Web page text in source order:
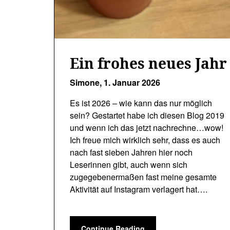
Ein frohes neues Jahr
Simone, 1. Januar 2026
Es ist 2026 – wie kann das nur möglich
sein? Gestartet habe ich diesen Blog 2019
und wenn ich das jetzt nachrechne…wow!
Ich freue mich wirklich sehr, dass es auch
nach fast sieben Jahren hier noch
Leserinnen gibt, auch wenn sich
zugegebenermaßen fast meine gesamte
Aktivität auf Instagram verlagert hat….